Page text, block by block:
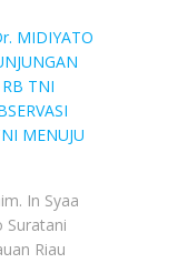
MIDIYATO
TNI
MENUJU
In Syaa
Suratani
Riau